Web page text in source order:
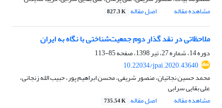
مشاهده مقاله
اصل مقاله 827.3 K
ملاحظاتی در نقد گذار دوم جمعیت‌شناختی با نگاه به ایران
دوره 14، شماره 27، تیر 1398، صفحه
85-113
10.22034/jpai.2020.43640
محمد حسین نجاتیان، منصور شریفی، محسن ابراهیم پور، حبیب الله زنجانی،
علی بقایی سرابی
مشاهده مقاله
اصل مقاله 735.54 K